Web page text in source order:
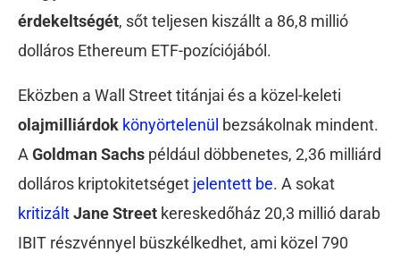
érdekeltségét, sőt teljesen kiszállt a 86,8 millió
dolláros Ethereum ETF-pozíciójából.
Eközben a Wall Street titánjai és a közel-keleti
olajmilliárdok könyörtelenül bezsákolnak mindent.
A Goldman Sachs például döbbenetes, 2,36 milliárd
dolláros kriptokitetséget jelentett be. A sokat
kritizáltJane Street kereskedőház 20,3 millió darab
IBIT részvénnyel büszkélkedhet, ami közel 790